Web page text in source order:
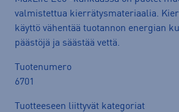
valmistettua kierrätysmateriaalia.
käyttö vähentää tuotannon energian
päästöjä ja säästää vettä.
Tuotenumero
6701
Tuotteeseen liittyvät kategoriat